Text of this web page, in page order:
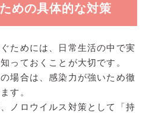
めの具体的な対策
ためには、日常生活の中で実
っておくことが大切です。
場合は、感染力が強いため徹
す。
ノロウイルス対策として「持